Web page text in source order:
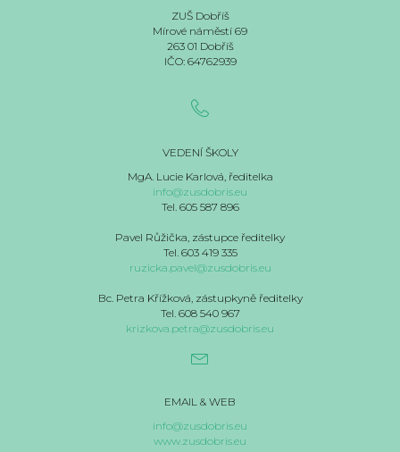
ZUŠ Dobříš
Mírové náměstí 69
263 01 Dobříš
IČO: 64762939
VEDENÍ ŠKOLY
MgA. Lucie Karlová, ředitelka
info@zusdobris.eu
Tel. 605 587 896
Pavel Růžička, zástupce ředitelky
Tel. 603 419 335
ruzicka.pavel@zusdobris.eu
Bc. Petra Křížková, zástupkyně ředitelky
Tel. 608 540 967
krizkova.petra@zusdobris.eu
EMAIL & WEB
info@zusdobris.eu
www.zusdobris.eu